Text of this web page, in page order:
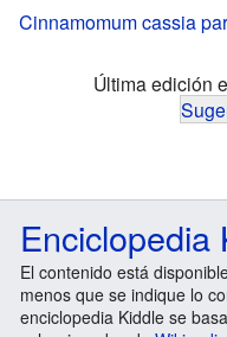
Cinnamomum cassia
Última edición
Enciclopedia
El contenido está
menos que se indique lo
enciclopedia Kiddle se